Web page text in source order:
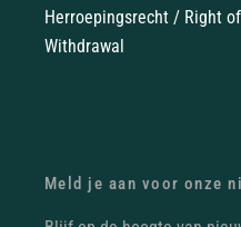
Herroepingsrecht / Right of
Withdrawal
Meld je aan voor onze